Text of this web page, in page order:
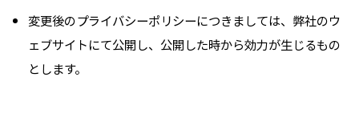
変更後のプライバシーポリシーにつきましては、弊社のウ
ェブサイトにて公開し、公開した時から効力が生じるもの
とします。